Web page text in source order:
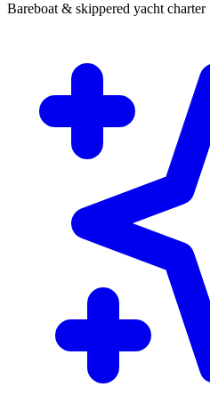
Bareboat & skippered yacht charter